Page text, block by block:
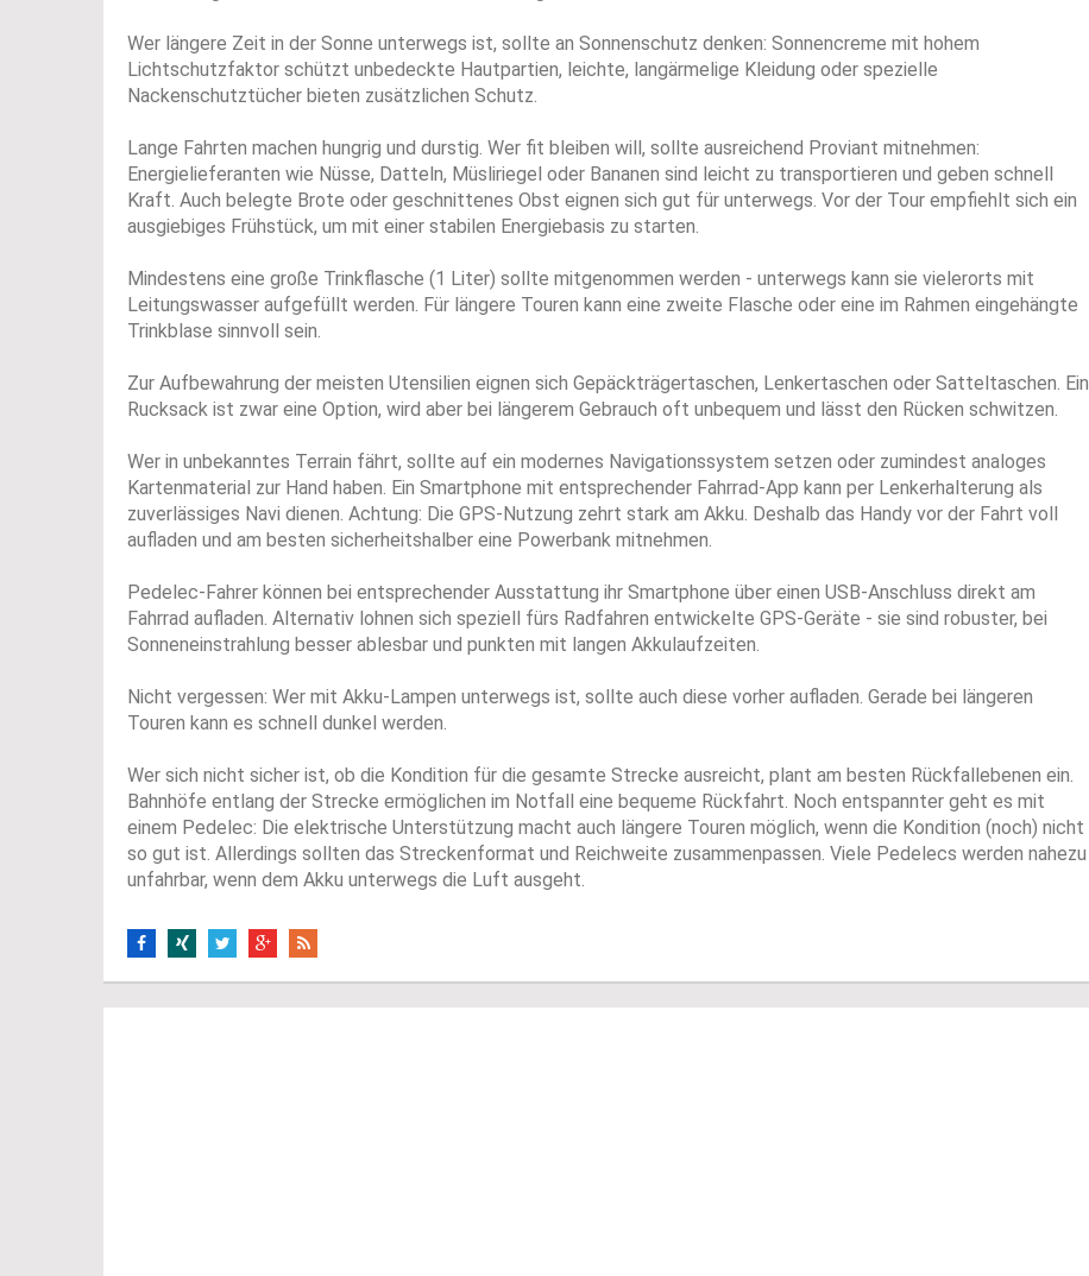
Wer längere Zeit in der Sonne unterwegs ist, sollte an Sonnenschutz denken: Sonnencreme mit hohem
Lichtschutzfaktor schützt unbedeckte Hautpartien, leichte, langärmelige Kleidung oder spezielle
Nackenschutztücher bieten zusätzlichen Schutz.
Lange Fahrten machen hungrig und durstig. Wer fit bleiben will, sollte ausreichend Proviant mitnehmen:
Energielieferanten wie Nüsse, Datteln, Müsliriegel oder Bananen sind leicht zu transportieren und geben schnell
Kraft. Auch belegte Brote oder geschnittenes Obst eignen sich gut für unterwegs. Vor der Tour empfiehlt sich ein
ausgiebiges Frühstück, um mit einer stabilen Energiebasis zu starten.
Mindestens eine große Trinkflasche (1 Liter) sollte mitgenommen werden - unterwegs kann sie vielerorts mit
Leitungswasser aufgefüllt werden. Für längere Touren kann eine zweite Flasche oder eine im Rahmen eingehängte
Trinkblase sinnvoll sein.
Zur Aufbewahrung der meisten Utensilien eignen sich Gepäckträgertaschen, Lenkertaschen oder Satteltaschen. Ein
Rucksack ist zwar eine Option, wird aber bei längerem Gebrauch oft unbequem und lässt den Rücken schwitzen.
Wer in unbekanntes Terrain fährt, sollte auf ein modernes Navigationssystem setzen oder zumindest analoges
Kartenmaterial zur Hand haben. Ein Smartphone mit entsprechender Fahrrad-App kann per Lenkerhalterung als
zuverlässiges Navi dienen. Achtung: Die GPS-Nutzung zehrt stark am Akku. Deshalb das Handy vor der Fahrt voll
aufladen und am besten sicherheitshalber eine Powerbank mitnehmen.
Pedelec-Fahrer können bei entsprechender Ausstattung ihr Smartphone über einen USB-Anschluss direkt am
Fahrrad aufladen. Alternativ lohnen sich speziell fürs Radfahren entwickelte GPS-Geräte - sie sind robuster, bei
Sonneneinstrahlung besser ablesbar und punkten mit langen Akkulaufzeiten.
Nicht vergessen: Wer mit Akku-Lampen unterwegs ist, sollte auch diese vorher aufladen. Gerade bei längeren
Touren kann es schnell dunkel werden.
Wer sich nicht sicher ist, ob die Kondition für die gesamte Strecke ausreicht, plant am besten Rückfallebenen ein.
Bahnhöfe entlang der Strecke ermöglichen im Notfall eine bequeme Rückfahrt. Noch entspannter geht es mit
einem Pedelec: Die elektrische Unterstützung macht auch längere Touren möglich, wenn die Kondition (noch) nicht
so gut ist. Allerdings sollten das Streckenformat und Reichweite zusammenpassen. Viele Pedelecs werden nahezu
unfahrbar, wenn dem Akku unterwegs die Luft ausgeht.